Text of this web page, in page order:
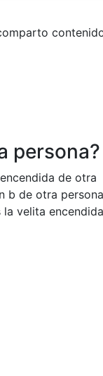
persona?
de otra
b de otra
la velita